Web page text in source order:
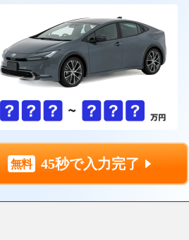
45秒で入力完了